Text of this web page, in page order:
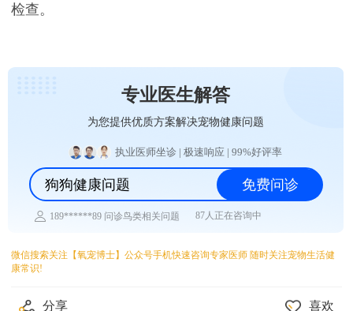
检查。
专业医生解答
为您提供优质方案解决宠物健康问题
执业医师坐诊 | 极速响应 | 99%好评率
狗狗健康问题 免费问诊
189******89 问诊鸟类相关问题
134******61 问诊仓鼠相关问题
87人正在咨询中
微信搜索关注【氧宠博士】公众号手机快速咨询专家医师 随时关注宠物生活健
康常识!
分享 喜欢